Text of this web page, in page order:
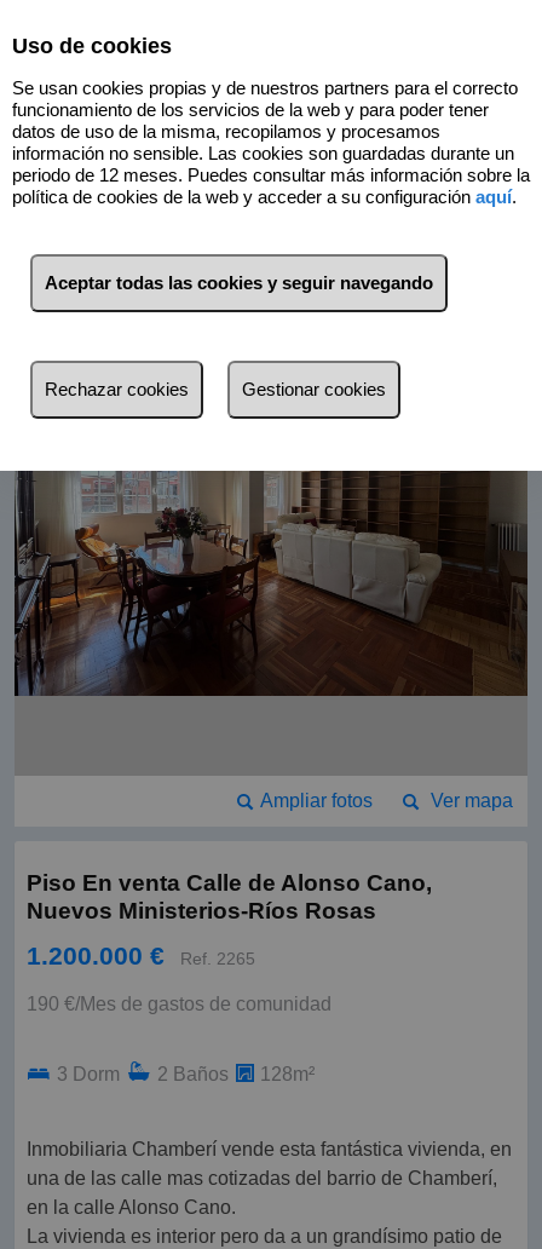
Volver
Ver mapa
Ampliar fotos
Piso En venta Calle de Alonso Cano,
Nuevos Ministerios-Ríos Rosas
1.200.000 € Ref. 2265
190 €/Mes de gastos de comunidad
3 Dorm 2 Baños 128m²
una de las calle mas cotizadas del barrio de Chamberí,
en la calle Alonso Cano.
La vivienda es interior pero da a un grandísimo patio de
Uso de cookies
Se usan cookies propias y de nuestros partners para el correcto
funcionamiento de los servicios de la web y para poder tener
datos de uso de la misma, recopilamos y procesamos
información no sensible. Las cookies son guardadas durante un
periodo de 12 meses. Puedes consultar más información sobre la
política de cookies de la web y acceder a su configuración aquí.
Aceptar todas las cookies y seguir navegando
Rechazar cookies Gestionar cookies